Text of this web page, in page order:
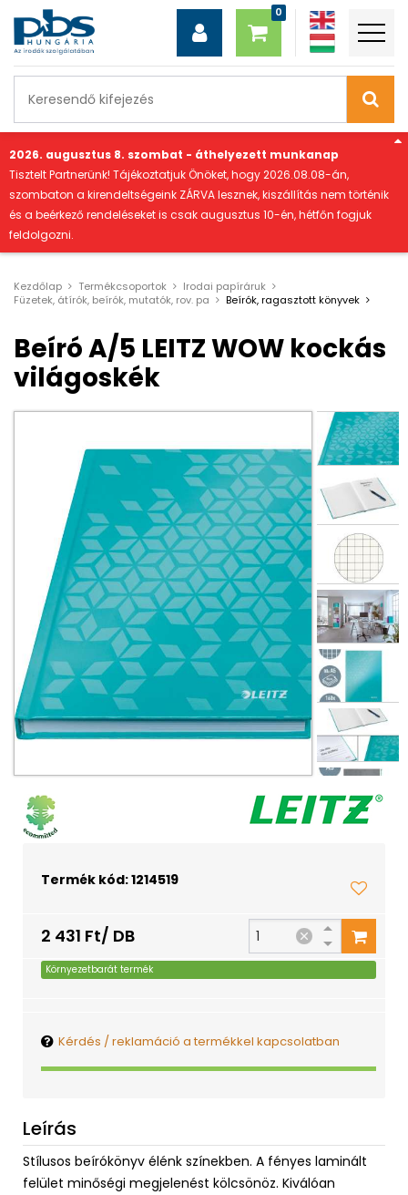
2026. augusztus 8. szombat - áthelyezett munkanap
Tisztelt Partnerünk! Tájékoztatjuk Önöket, hogy 2026.08.08-án,
szombaton a kirendeltségeink ZÁRVA lesznek, kiszállítás nem történik
és a beérkező rendeléseket is csak augusztus 10-én, hétfőn fogjuk
feldolgozni.
Kezdőlap Termékcsoportok
Irodai papíráruk
Füzetek, átírók, beírók, mutatók, rov. pa
Beírók, ragasztott könyvek
Beíró A/5 LEITZ WOW kockás
világoskék
Termék kód: 1214519
2 431 Ft/ DB
Környezetbarát termék
Kérdés / reklamáció a termékkel kapcsolatban
Leírás
Stílusos beírókönyv élénk színekben. A fényes laminált
felület minőségi megjelenést kölcsönöz. Kiválóan